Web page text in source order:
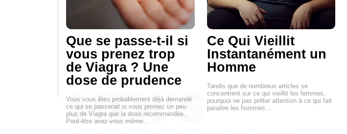
Que se passe-t-il si
vous prenez trop
de Viagra ? Une
dose de prudence
Vous vous êtes probablement déjà demandé
ce qui se passerait si vous preniez un peu
plus de Viagra que la dose recommandée.
Peut-être avez-vous même…
Ce Qui Vieillit
Instantanément un
Homme
Tandis que de nombreux articles se
concentrent sur ce qui vieillit les femmes,
pourquoi ne pas prêter attention à ce qui fait
paraître les hommes…